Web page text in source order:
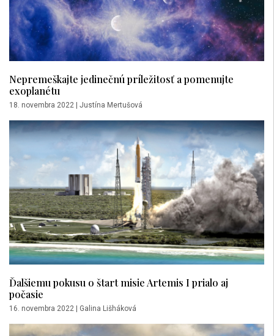
Nepremeškajte jedinečnú príležitosť a pomenujte
exoplanétu
18. novembra 2022 Justína Mertušová
Ďalšiemu pokusu o štart misie Artemis I prialo aj
počasie
16. novembra 2022 Galina Lišháková